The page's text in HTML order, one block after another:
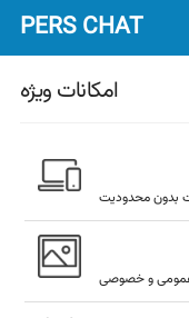
PERS CHAT
امکانات ویژه
بدون محدودیت
عمومی و خصوصی